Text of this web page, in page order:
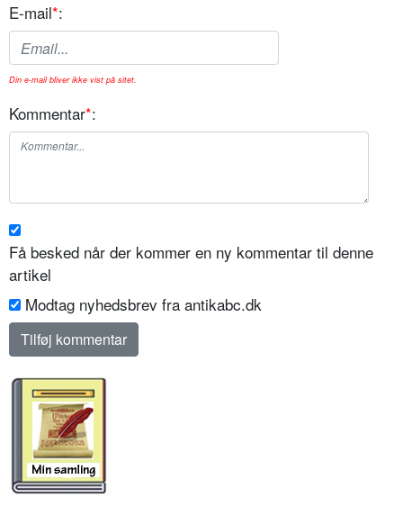
E-mail*:
Din e-mail bliver ikke vist på sitet.
Kommentar*:
Få besked når der kommer en ny kommentar til denne
artikel
Modtag nyhedsbrev fra antikabc.dk